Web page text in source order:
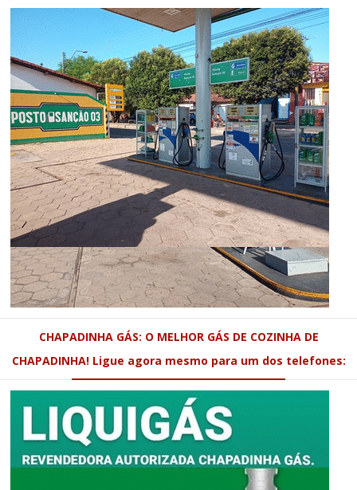
CHAPADINHA GÁS: O MELHOR GÁS DE COZINHA DE
CHAPADINHA! Ligue agora mesmo para um dos telefones: